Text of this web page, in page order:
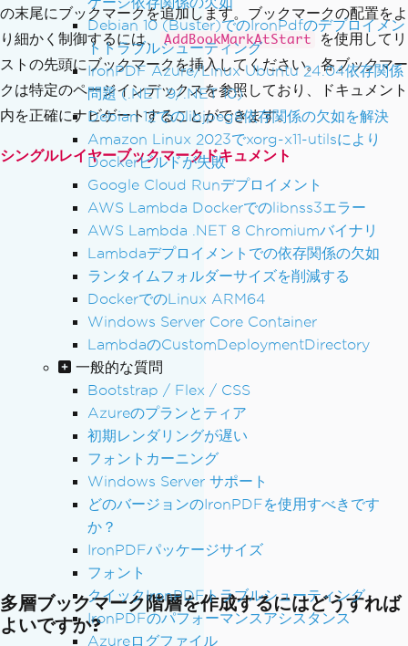
Debian 10 (Buster)でのIronPdfのデプロイメン
トトラブルシューティング
IronPDF Azure/Linux Ubuntu 24.04依存関係
問題 (.NET 9/.NET 10)
Debian 12でのlibjpeg8依存関係の欠如を解決
Amazon Linux 2023でxorg-x11-utilsにより
Dockerビルドが失敗
Google Cloud Runデプロイメント
AWS Lambda Dockerでのlibnss3エラー
AWS Lambda .NET 8 Chromiumバイナリ
Lambdaデプロイメントでの依存関係の欠如
ランタイムフォルダーサイズを削減する
DockerでのLinux ARM64
Windows Server Core Container
LambdaのCustomDeploymentDirectory
一般的な質問
Bootstrap / Flex / CSS
Azureのプランとティア
初期レンダリングが遅い
フォントカーニング
Windows Server サポート
どのバージョンのIronPDFを使用すべきです
か？
IronPDFパッケージサイズ
フォント
クイックIronPDFトラブルシューティング
IronPDFのパフォーマンスアシスタンス
Azureログファイル
の末尾にブックマークを追加します。ブックマークの配置をよ
り細かく制御するには、
AddBookMarkAtStart
を使用してリ
ストの先頭にブックマークを挿入してください。各ブックマー
クは特定のページインデックスを参照しており、ドキュメント
内を正確にナビゲートすることができます。
シングルレイヤーブックマークドキュメント
多層ブックマーク階層を作成するにはどうすれば
よいですか?